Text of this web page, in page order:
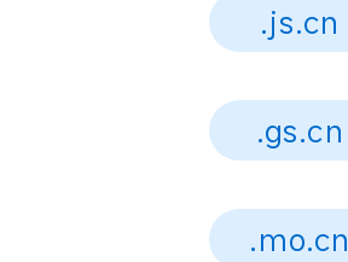
.js.cn
.gs.cn
.mo.cn